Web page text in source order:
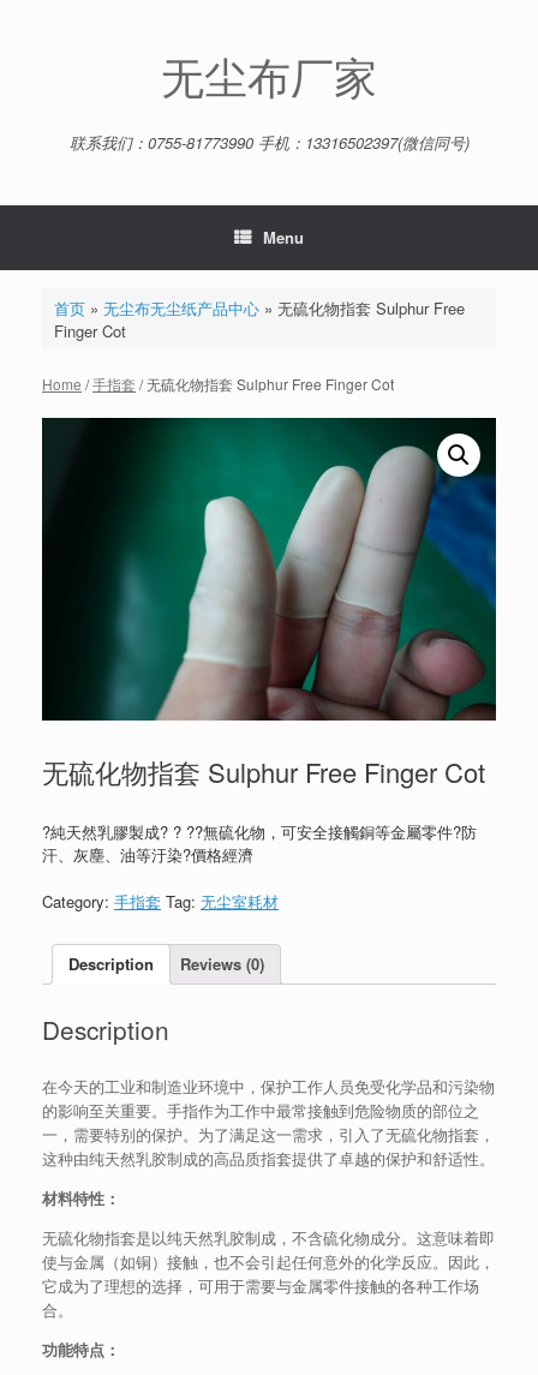
无尘布厂家
联系我们：0755-81773990 手机：13316502397(微信同号)
Menu
首页» 无尘布无尘纸产品中心» 无硫化物指套 Sulphur Free
Finger Cot
Home /手指套 / 无硫化物指套 Sulphur Free Finger Cot
无硫化物指套 Sulphur Free Finger Cot
?純天然乳膠製成? ? ??無硫化物，可安全接觸銅等金屬零件?防
汗、灰塵、油等汙染?價格經濟
Category: 手指套 Tag: 无尘室耗材
Description Reviews (0)
Description
在今天的工业和制造业环境中，保护工作人员免受化学品和污染物
的影响至关重要。手指作为工作中最常接触到危险物质的部位之
一，需要特别的保护。为了满足这一需求，引入了无硫化物指套，
这种由纯天然乳胶制成的高品质指套提供了卓越的保护和舒适性。
材料特性：
无硫化物指套是以纯天然乳胶制成，不含硫化物成分。这意味着即
使与金属（如铜）接触，也不会引起任何意外的化学反应。因此，
它成为了理想的选择，可用于需要与金属零件接触的各种工作场
合。
功能特点：